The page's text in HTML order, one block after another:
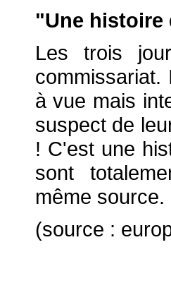
"Une histoire
Les trois
à vue mais
suspect de
! C'est une
sont
même source.
(source :